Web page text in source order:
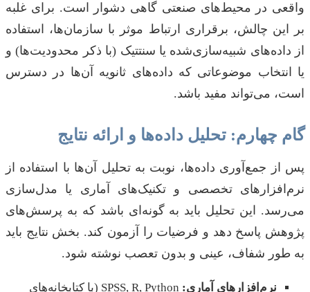
واقعی در محیط‌های صنعتی گاهی دشوار است. برای غلبه
بر این چالش، برقراری ارتباط موثر با سازمان‌ها، استفاده
از داده‌های شبیه‌سازی‌شده یا سنتتیک (با ذکر محدودیت‌ها) و
یا انتخاب موضوعاتی که داده‌های ثانویه آن‌ها در دسترس
است، می‌تواند مفید باشد.
گام چهارم: تحلیل داده‌ها و ارائه نتایج
پس از جمع‌آوری داده‌ها، نوبت به تحلیل آن‌ها با استفاده از
نرم‌افزارهای تخصصی و تکنیک‌های آماری یا مدل‌سازی
می‌رسد. این تحلیل باید به گونه‌ای باشد که به پرسش‌های
پژوهش پاسخ دهد و فرضیات را آزمون کند. بخش نتایج باید
به طور شفاف، عینی و بدون تعصب نوشته شود.
نرم‌افزارهای آماری:
SPSS, R, Python (با کتابخانه‌های